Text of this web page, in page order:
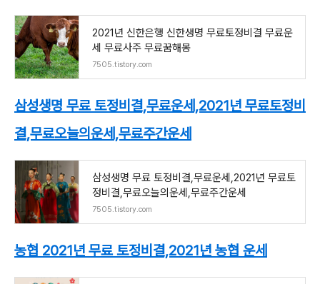
2021년 신한은행 신한생명 무료토정비결 무료운
세 무료사주 무료꿈해몽
7505.tistory.com
삼성생명 무료 토정비결,무료운세,2021년 무료토정비
결,무료오늘의운세,무료주간운세
삼성생명 무료 토정비결,무료운세,2021년 무료토
정비결,무료오늘의운세,무료주간운세
7505.tistory.com
농협 2021년 무료 토정비결,2021년 농협 운세